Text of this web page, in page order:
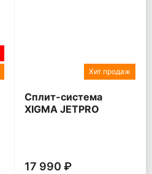
Хит продаж
Сплит-система
XIGMA JETPRO
17 990 ₽